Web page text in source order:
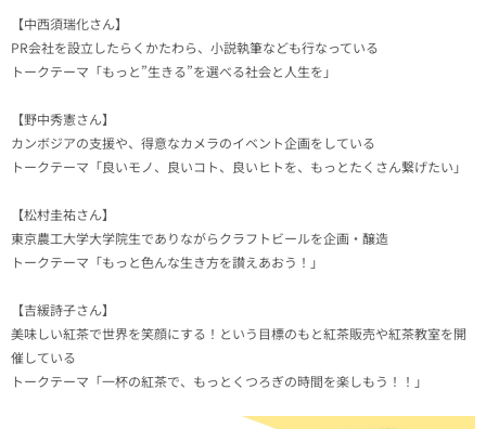
【中西須瑞化さん】
PR会社を設立したらくかたわら、小説執筆なども行なっている
トークテーマ「もっと”生きる”を選べる社会と人生を」
【野中秀憲さん】
カンボジアの支援や、得意なカメラのイベント企画をしている
トークテーマ「良いモノ、良いコト、良いヒトを、もっとたくさん繋げたい」
【松村圭祐さん】
東京農工大学大学院生でありながらクラフトビールを企画・醸造
トークテーマ「もっと色んな生き方を讃えあおう！」
【吉緩詩子さん】
美味しい紅茶で世界を笑顔にする！という目標のもと紅茶販売や紅茶教室を開
催している
トークテーマ「一杯の紅茶で、もっとくつろぎの時間を楽しもう！！」